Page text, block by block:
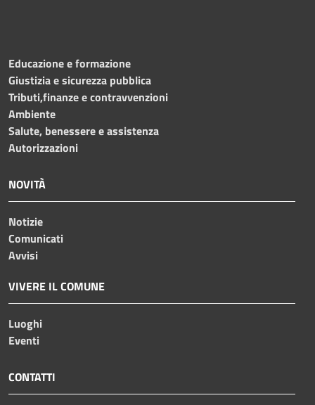
Educazione e formazione
Giustizia e sicurezza pubblica
Tributi,finanze e contravvenzioni
Ambiente
Salute, benessere e assistenza
Autorizzazioni
NOVITÀ
Notizie
Comunicati
Avvisi
VIVERE IL COMUNE
Luoghi
Eventi
CONTATTI